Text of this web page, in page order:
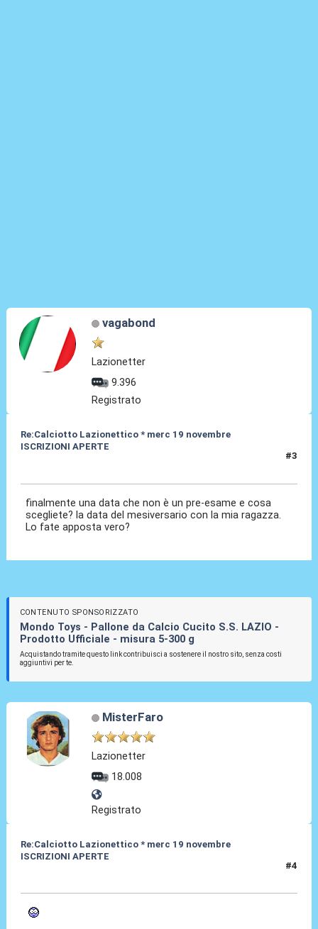
vagabond
Lazionetter
9.396
Registrato
Re:Calciotto Lazionettico * merc 19 novembre
ISCRIZIONI APERTE
#3
finalmente una data che non è un pre-esame e cosa
scegliete? la data del mesiversario con la mia ragazza.
Lo fate apposta vero?
CONTENUTO SPONSORIZZATO
Mondo Toys - Pallone da Calcio Cucito S.S. LAZIO -
Prodotto Ufficiale - misura 5-300 g
Acquistando tramite questo link contribuisci a sostenere il nostro sito, senza costi
aggiuntivi per te.
MisterFaro
Lazionetter
18.008
Registrato
Re:Calciotto Lazionettico * merc 19 novembre
ISCRIZIONI APERTE
#4